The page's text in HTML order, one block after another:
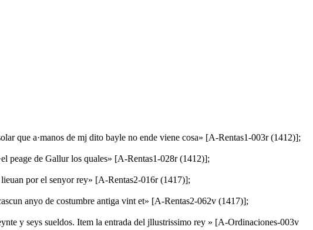
que a·manos de mj dito bayle no ende viene cosa» [A-Rentas1-003r (1412)];
peage de Gallur los quales» [A-Rentas1-028r (1412)];
por el senyor rey» [A-Rentas2-016r (1417)];
anyo de costumbre antiga vint et» [A-Rentas2-062v (1417)];
y seys sueldos. Item la entrada del jllustrissimo rey » [A-Ordinaciones-003v